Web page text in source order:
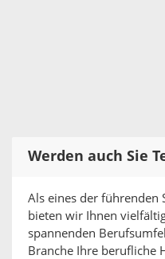
Werden auch Sie
Als eines der führenden
bieten wir Ihnen
spannenden
Branche Ihre berufliche